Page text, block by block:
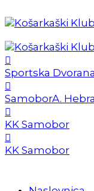
Sportska Dvorana
SamoborA.
KK Samobor
KK Samobor